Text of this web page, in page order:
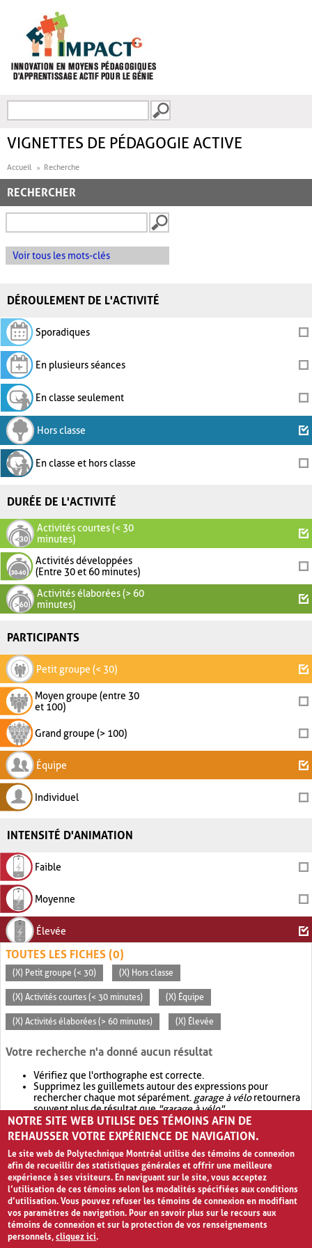
FORMULAIRE DE
VIGNETTES DE PÉDAGOGIE ACTIVE
Accueil Recherche
RECHERCHER
Voir tous les mots-clés
DÉROULEMENT DE L'ACTIVITÉ
Sporadiques
En plusieurs séances
En classe seulement
Hors classe
En classe et hors classe
DURÉE DE L'ACTIVITÉ
Activités courtes (< 30
minutes)
Activités développées
(Entre 30 et 60 minutes)
Activités élaborées (> 60
minutes)
PARTICIPANTS
Petit groupe (< 30)
Moyen groupe (entre 30
et 100)
Grand groupe (> 100)
Équipe
Individuel
INTENSITÉ D'ANIMATION
Faible
Moyenne
Élevée
TOUTES LES FICHES (0)
(X) Petit groupe (< 30) (X) Hors classe
(X) Activités courtes (< 30 minutes) (X) Équipe
(X) Activités élaborées (> 60 minutes) (X) Élevée
Votre recherche n'a donné aucun résultat
Vérifiez que l'orthographe est correcte.
Supprimez les guillemets autour des expressions pour
rechercher chaque mot séparément. garage à véloretournera
souvent plus de résultat que"garage à vélo".
Envisagez d'élargir votre recherche avec OR.garage OR vélo
retournera souvent plus de résultat quegarage à vélo
NOTRE SITE WEB UTILISE DES TÉMOINS AFIN DE
REHAUSSER VOTRE EXPÉRIENCE DE NAVIGATION.
Le site web de Polytechnique Montréal utilise des témoins de connexion
afin de recueillir des statistiques générales et offrir une meilleure
expérience à ses visiteurs. En naviguant sur le site, vous acceptez
l’utilisation de ces témoins selon les modalités spécifiées aux conditions
d’utilisation. Vous pouvez refuser les témoins de connexion en modifiant
vos paramètres de navigation. Pour en savoir plus sur le recours aux
témoins de connexion et sur la protection de vos renseignements
personnels,cliquez ici.